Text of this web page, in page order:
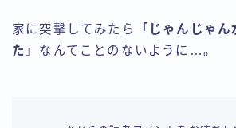
家に突撃してみたら
「じゃんじゃ
た」 なんてことのないように…。